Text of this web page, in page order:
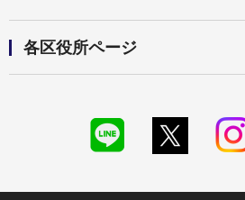
各区役所ページ